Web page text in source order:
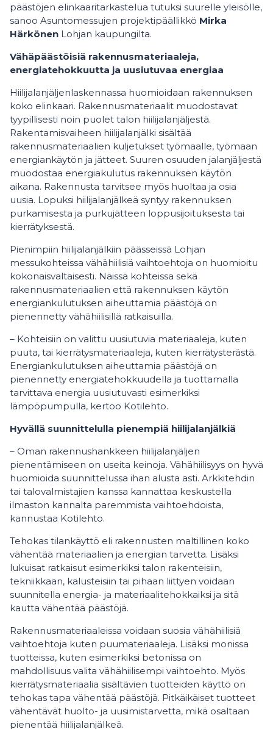
päästöjen elinkaaritarkastelua tutuksi suurelle yleisölle,
sanoo Asuntomessujen projektipäällikkö Mirka
Härkönen Lohjan kaupungilta.
Vähäpäästöisiä rakennusmateriaaleja,
energiatehokkuutta ja uusiutuvaa energiaa
Hiilijalanjäljenlaskennassa huomioidaan rakennuksen
koko elinkaari. Rakennusmateriaalit muodostavat
tyypillisesti noin puolet talon hiilijalanjäljestä.
Rakentamisvaiheen hiilijalanjälki sisältää
rakennusmateriaalien kuljetukset työmaalle, työmaan
energiankäytön ja jätteet. Suuren osuuden jalanjäljestä
muodostaa energiakulutus rakennuksen käytön
aikana. Rakennusta tarvitsee myös huoltaa ja osia
uusia. Lopuksi hiilijalanjälkeä syntyy rakennuksen
purkamisesta ja purkujätteen loppusijoituksesta tai
kierrätyksestä.
Pienimpiin hiilijalanjälkiin päässeissä Lohjan
messukohteissa vähähiilisiä vaihtoehtoja on huomioitu
kokonaisvaltaisesti. Näissä kohteissa sekä
rakennusmateriaalien että rakennuksen käytön
energiankulutuksen aiheuttamia päästöjä on
pienennetty vähähiilisillä ratkaisuilla.
– Kohteisiin on valittu uusiutuvia materiaaleja, kuten
puuta, tai kierrätysmateriaaleja, kuten kierrätysterästä.
Energiankulutuksen aiheuttamia päästöjä on
pienennetty energiatehokkuudella ja tuottamalla
tarvittava energia uusiutuvasti esimerkiksi
lämpöpumpulla, kertoo Kotilehto.
Hyvällä suunnittelulla pienempiä hiilijalanjälkiä
– Oman rakennushankkeen hiilijalanjäljen
pienentämiseen on useita keinoja. Vähähiilisyys on hyvä
huomioida suunnittelussa ihan alusta asti. Arkkitehdin
tai talovalmistajien kanssa kannattaa keskustella
ilmaston kannalta paremmista vaihtoehdoista,
kannustaa Kotilehto.
Tehokas tilankäyttö eli rakennusten maltillinen koko
vähentää materiaalien ja energian tarvetta. Lisäksi
lukuisat ratkaisut esimerkiksi talon rakenteisiin,
tekniikkaan, kalusteisiin tai pihaan liittyen voidaan
suunnitella energia- ja materiaalitehokkaiksi ja sitä
kautta vähentää päästöjä.
Rakennusmateriaaleissa voidaan suosia vähähiilisiä
vaihtoehtoja kuten puumateriaaleja. Lisäksi monissa
tuotteissa, kuten esimerkiksi betonissa on
mahdollisuus valita vähähiilisempi vaihtoehto. Myös
kierrätysmateriaalia sisältävien tuotteiden käyttö on
tehokas tapa vähentää päästöjä. Pitkäikäiset tuotteet
vähentävät huolto- ja uusimistarvetta, mikä osaltaan
pienentää hiilijalanjälkeä.